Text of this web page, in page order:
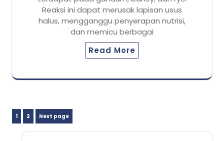
Reaksi ini dapat merusak lapisan usus
halus, mengganggu penyerapan nutrisi,
dan memicu berbagai
Read More
Posts
pagination
Page
1 Page
2 Next page